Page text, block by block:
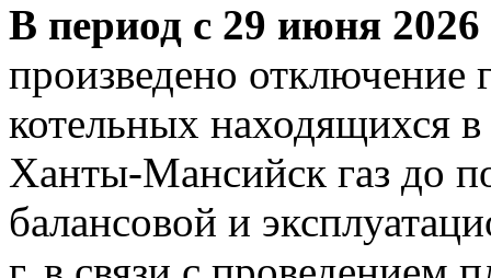
В период с 29 июня
произведено отключение
котельных находящихся
Ханты-Мансийск газ до
балансовой и